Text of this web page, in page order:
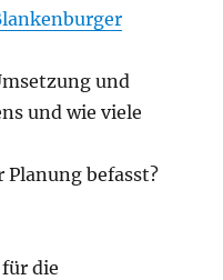
und
und wie viele
befasst?
die